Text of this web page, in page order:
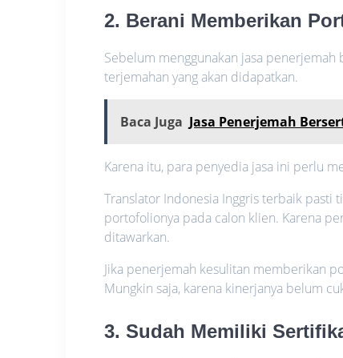
2. Berani Memberikan
Sebelum menggunakan jasa penerjemah
terjemahan yang akan didapatkan.
Baca Juga Jasa Penerjemah
Karena itu, para penyedia jasa ini perlu
Translator Indonesia Inggris terbaik pasti
portofolionya pada calon klien. Karena
ditawarkan.
Jika penerjemah kesulitan memberikan
Mungkin saja, karena kinerjanya belum
3. Sudah Memiliki